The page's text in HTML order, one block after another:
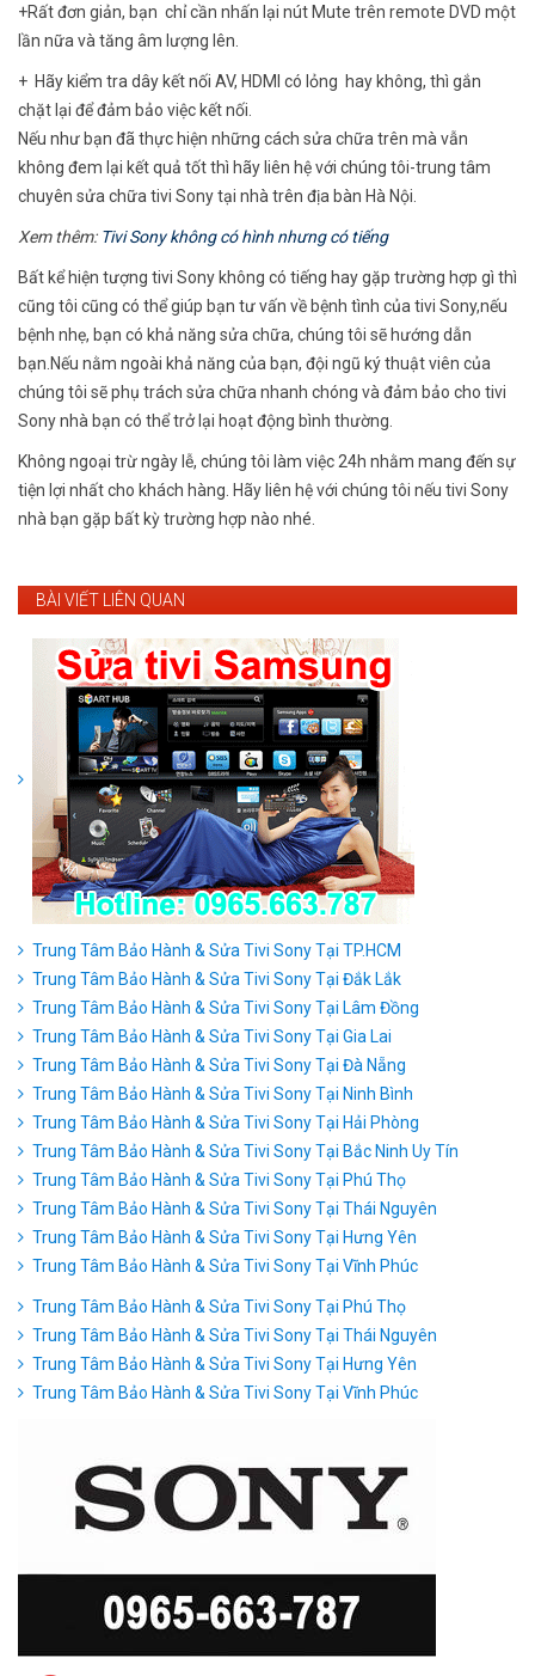
+Rất đơn giản, bạn chỉ cần nhấn lại nút Mute trên remote DVD một
lần nữa và tăng âm lượng lên.
+ Hãy kiểm tra dây kết nối AV, HDMI có lỏng hay không, thì gắn
chặt lại để đảm bảo việc kết nối.
Nếu như bạn đã thực hiện những cách sửa chữa trên mà vẫn
không đem lại kết quả tốt thì hãy liên hệ với chúng tôi-trung tâm
chuyên sửa chữa tivi Sony tại nhà trên địa bàn Hà Nội.
Xem thêm: Tivi Sony không có hình nhưng có tiếng
Bất kể hiện tượng tivi Sony không có tiếng hay gặp trường hợp gì thì
cũng tôi cũng có thể giúp bạn tư vấn về bệnh tình của tivi Sony,nếu
bệnh nhẹ, bạn có khả năng sửa chữa, chúng tôi sẽ hướng dẫn
bạn.Nếu nằm ngoài khả năng của bạn, đội ngũ ký thuật viên của
chúng tôi sẽ phụ trách sửa chữa nhanh chóng và đảm bảo cho tivi
Sony nhà bạn có thể trở lại hoạt động bình thường.
Không ngoại trừ ngày lễ, chúng tôi làm việc 24h nhằm mang đến sự
tiện lợi nhất cho khách hàng. Hãy liên hệ với chúng tôi nếu tivi Sony
nhà bạn gặp bất kỳ trường hợp nào nhé.
BÀI VIẾT LIÊN QUAN
Trung Tâm Bảo Hành & Sửa Tivi Sony Tại TP.HCM
Trung Tâm Bảo Hành & Sửa Tivi Sony Tại Đắk Lắk
Trung Tâm Bảo Hành & Sửa Tivi Sony Tại Lâm Đồng
Trung Tâm Bảo Hành & Sửa Tivi Sony Tại Gia Lai
Trung Tâm Bảo Hành & Sửa Tivi Sony Tại Đà Nẵng
Trung Tâm Bảo Hành & Sửa Tivi Sony Tại Ninh Bình
Trung Tâm Bảo Hành & Sửa Tivi Sony Tại Hải Phòng
Trung Tâm Bảo Hành & Sửa Tivi Sony Tại Bắc Ninh Uy Tín
Trung Tâm Bảo Hành & Sửa Tivi Sony Tại Phú Thọ
Trung Tâm Bảo Hành & Sửa Tivi Sony Tại Thái Nguyên
Trung Tâm Bảo Hành & Sửa Tivi Sony Tại Hưng Yên
Trung Tâm Bảo Hành & Sửa Tivi Sony Tại Vĩnh Phúc
Trung Tâm Bảo Hành & Sửa Tivi Sony Tại Phú Thọ
Trung Tâm Bảo Hành & Sửa Tivi Sony Tại Thái Nguyên
Trung Tâm Bảo Hành & Sửa Tivi Sony Tại Hưng Yên
Trung Tâm Bảo Hành & Sửa Tivi Sony Tại Vĩnh Phúc